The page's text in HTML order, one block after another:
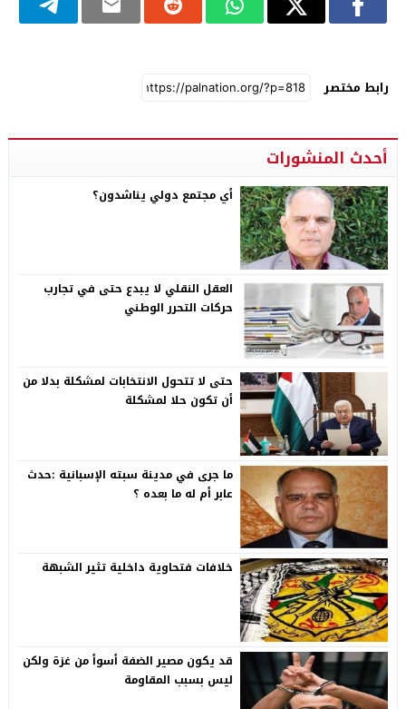
رابط مختصر
أحدث المنشورات
أي مجتمع دولي يناشدون؟
العقل النقلي لا يبدع حتى في تجارب
حركات التحرر الوطني
حتى لا تتحول الانتخابات لمشكلة بدلا من
أن تكون حلا لمشكلة
ما جرى في مدينة سبته الإسبانية :حدث
عابر أم له ما بعده ؟
خلافات فتحاوية داخلية تثير الشبهة
قد يكون مصير الضفة أسوأ من غزة ولكن
ليس بسبب المقاومة